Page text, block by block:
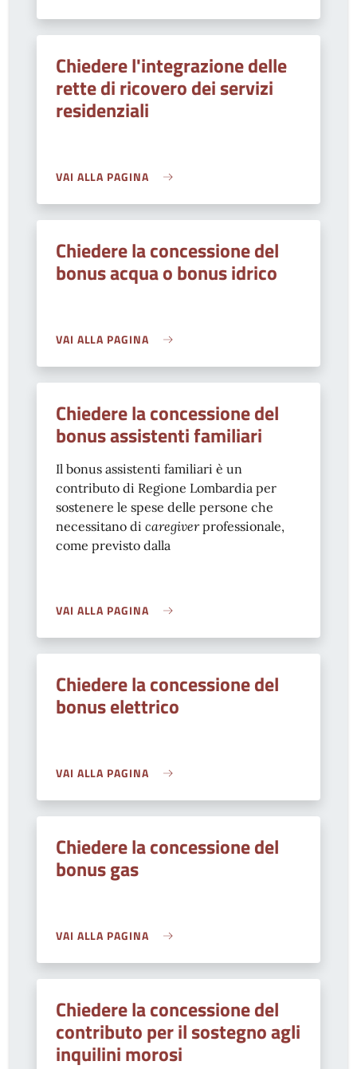
Chiedere l'integrazione delle
rette di ricovero dei servizi
residenziali
VAI ALLA PAGINA
Chiedere la concessione del
bonus acqua o bonus idrico
VAI ALLA PAGINA
Chiedere la concessione del
bonus assistenti familiari
Il bonus assistenti familiari è un
contributo di Regione Lombardia per
sostenere le spese delle persone che
necessitano di caregiverprofessionale,
come previsto dalla
VAI ALLA PAGINA
Chiedere la concessione del
bonus elettrico
VAI ALLA PAGINA
Chiedere la concessione del
bonus gas
VAI ALLA PAGINA
Chiedere la concessione del
contributo per il sostegno agli
inquilini morosi